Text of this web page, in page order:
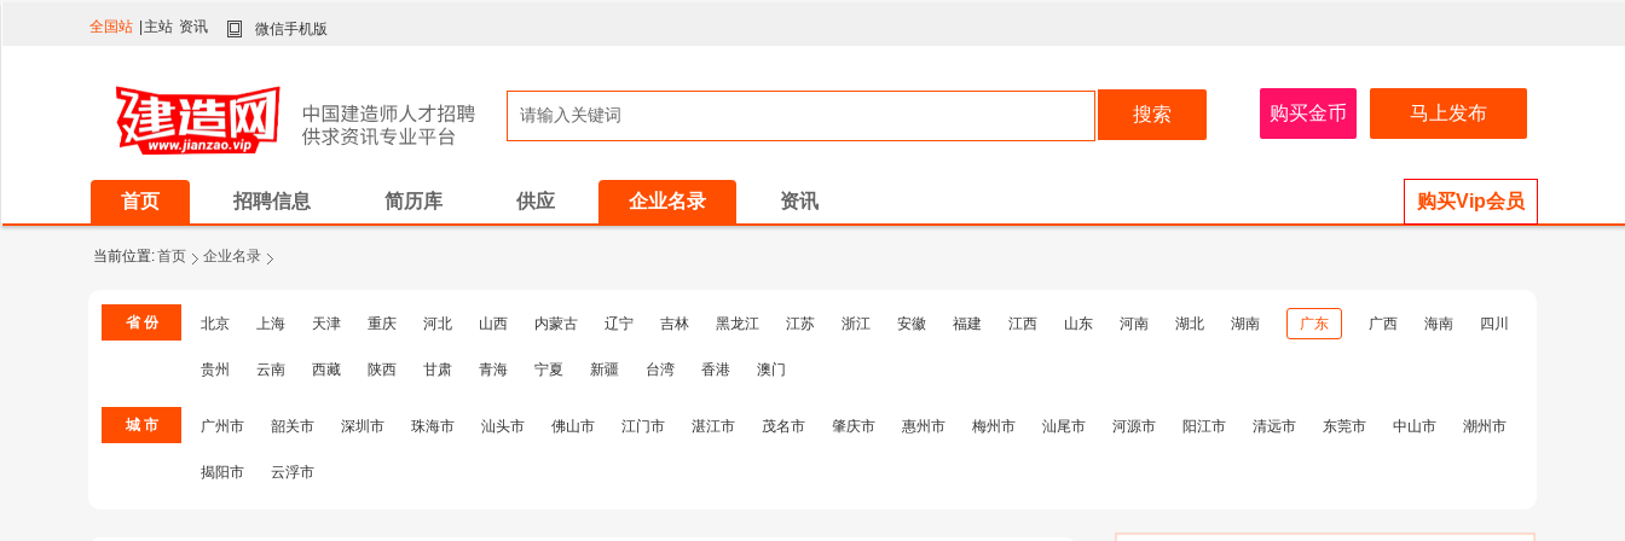
全国站 主站 资讯 微信手机版
马上发布
购买金币
首页 招聘信息 简历库 供应 企业名录 资讯 购买Vip会员
当前位置:首页 企业名录
省 份 北京 上海 天津 重庆 河北 山西 内蒙古 辽宁 吉林 黑龙江 江苏 浙江 安徽 福建 江西 山东 河南 湖北 湖南 广东 广西 海南 四川
贵州 云南 西藏 陕西 甘肃 青海 宁夏 新疆 台湾 香港 澳门
城 市 广州市 韶关市 深圳市 珠海市 汕头市 佛山市 江门市 湛江市 茂名市 肇庆市 惠州市 梅州市 汕尾市 河源市 阳江市 清远市 东莞市 中山市 潮州市
揭阳市 云浮市